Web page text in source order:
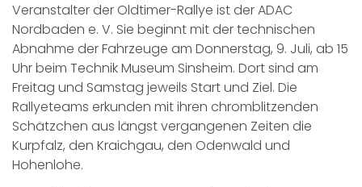
Veranstalter der Oldtimer-Rallye ist der ADAC
Nordbaden e. V. Sie beginnt mit der technischen
Abnahme der Fahrzeuge am Donnerstag, 9. Juli, ab 15
Uhr beim Technik Museum Sinsheim. Dort sind am
Freitag und Samstag jeweils Start und Ziel. Die
Rallyeteams erkunden mit ihren chromblitzenden
Schätzchen aus längst vergangenen Zeiten die
Kurpfalz, den Kraichgau, den Odenwald und
Hohenlohe.